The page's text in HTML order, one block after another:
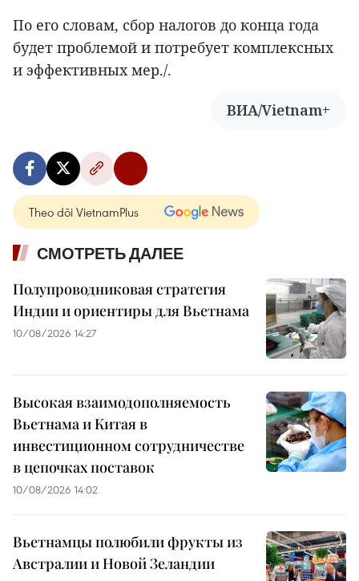
По его словам, сбор налогов до конца года
будет проблемой и потребует комплексных
и эффективных мер./.
ВИА/Vietnam+
Theo dõi VietnamPlus
СМОТРЕТЬ ДАЛЕЕ
Полупроводниковая стратегия
Индии и ориентиры для Вьетнама
10/08/2026 14:27
Высокая взаимодополняемость
Вьетнама и Китая в
инвестиционном сотрудничестве
в цепочках поставок
10/08/2026 14:02
Вьетнамцы полюбили фрукты из
Австралии и Новой Зеландии